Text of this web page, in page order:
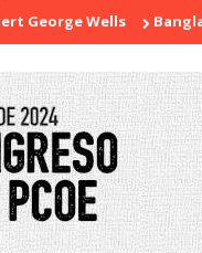
George Wells